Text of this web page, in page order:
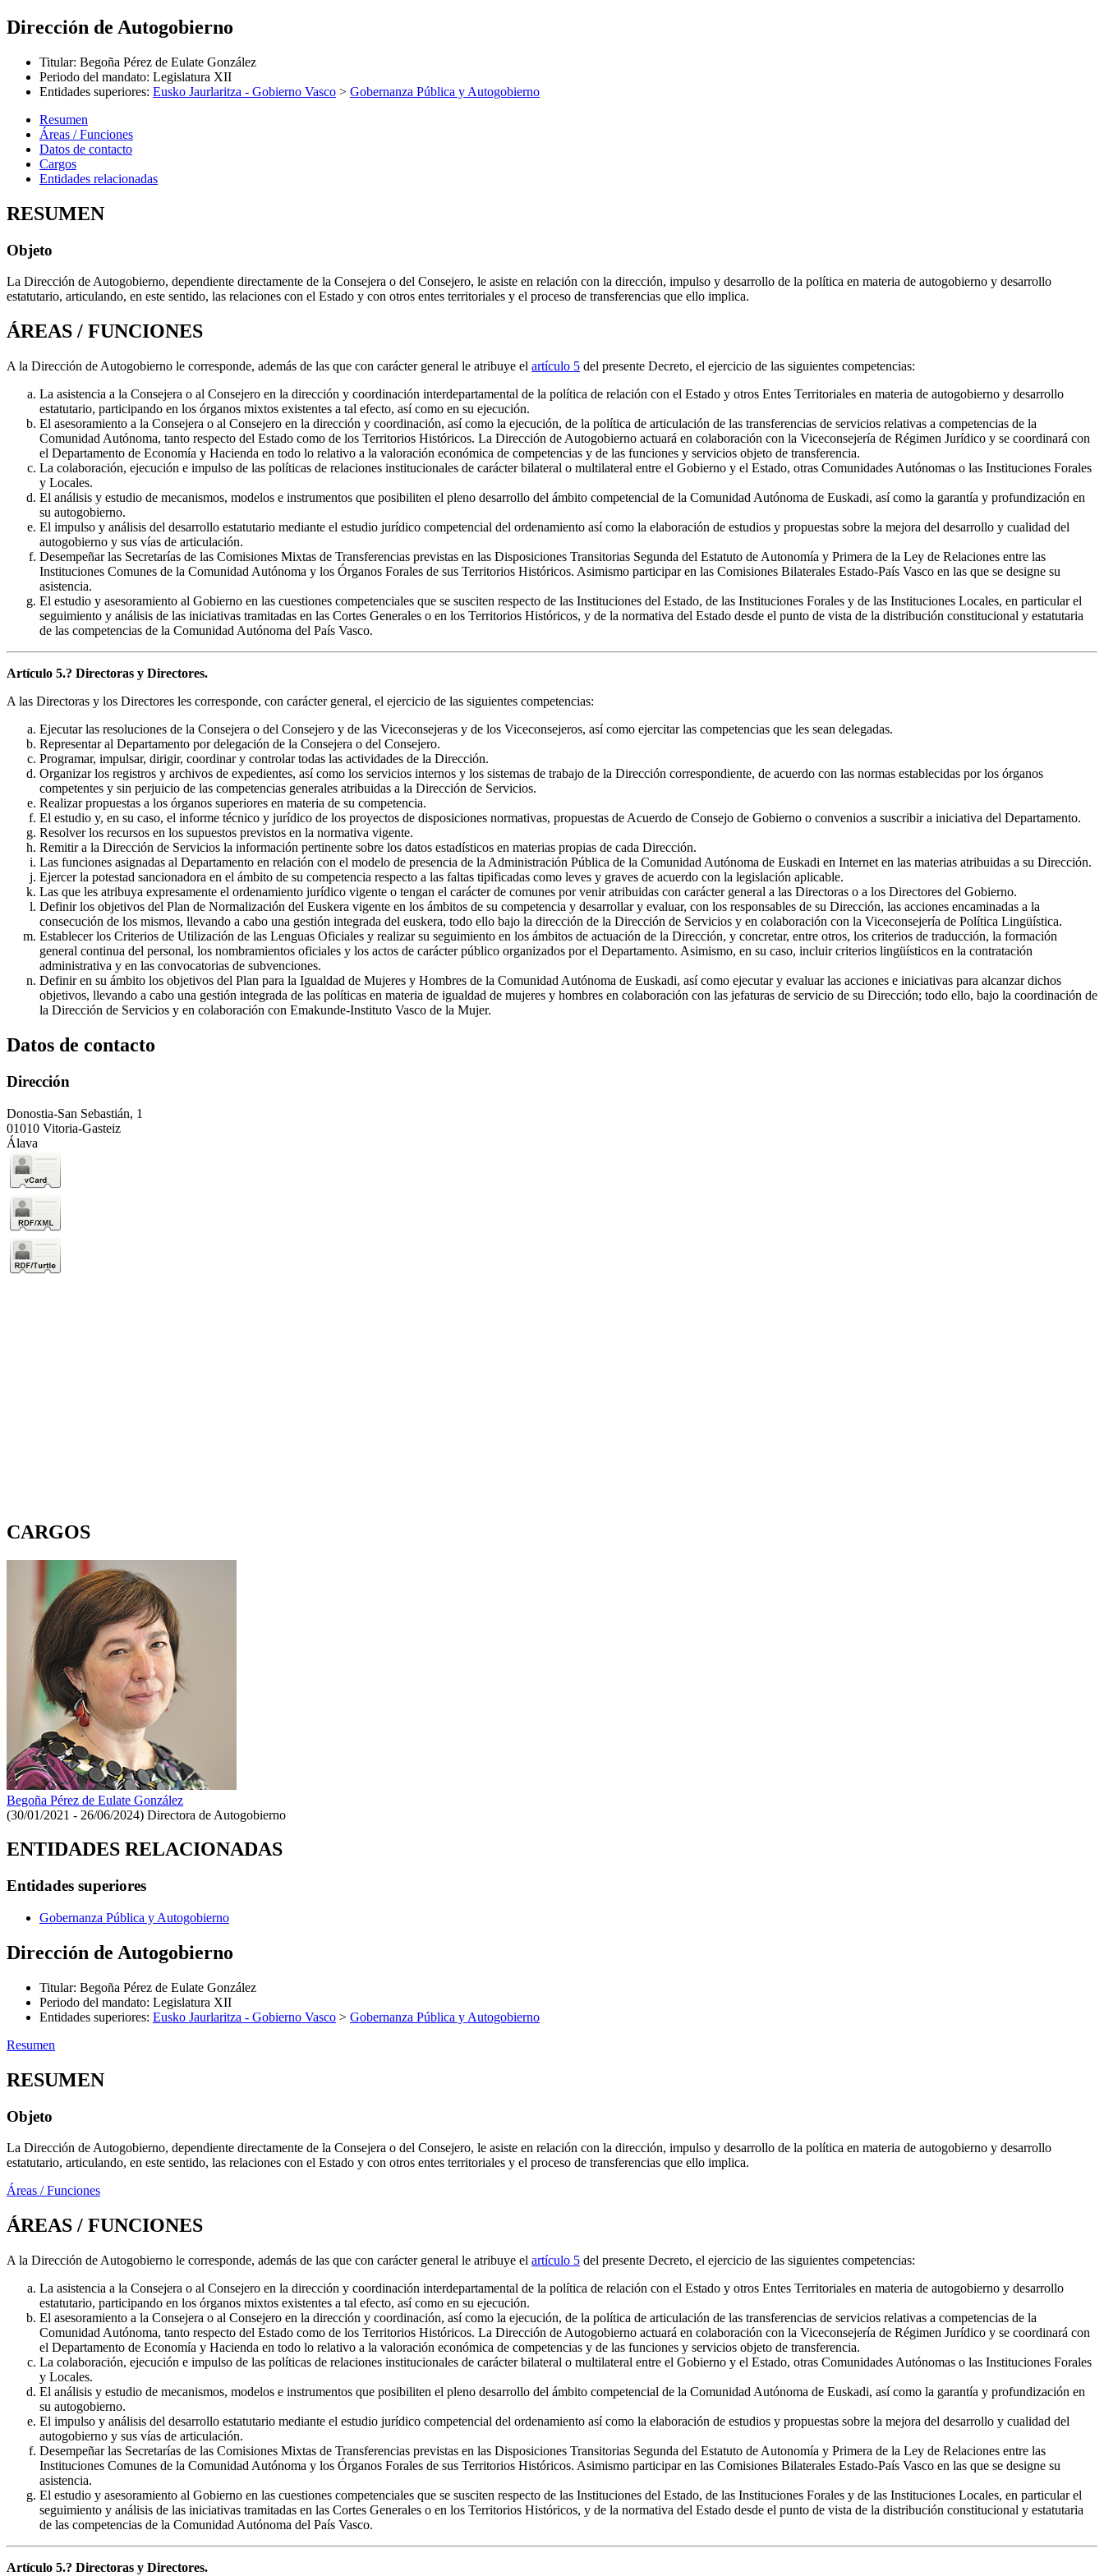
Dirección de Autogobierno
Titular: Begoña Pérez de Eulate González
Periodo del mandato: Legislatura XII
Entidades superiores: Eusko Jaurlaritza - Gobierno Vasco > Gobernanza Pública y Autogobierno
Resumen
Áreas / Funciones
Datos de contacto
Cargos
Entidades relacionadas
RESUMEN
Objeto
La Dirección de Autogobierno, dependiente directamente de la Consejera o del Consejero, le asiste en relación con la dirección, impulso y desarrollo de la política en materia de autogobierno y desarrollo
estatutario, articulando, en este sentido, las relaciones con el Estado y con otros entes territoriales y el proceso de transferencias que ello implica.
ÁREAS / FUNCIONES
A la Dirección de Autogobierno le corresponde, además de las que con carácter general le atribuye el artículo 5 del presente Decreto, el ejercicio de las siguientes competencias:
La asistencia a la Consejera o al Consejero en la dirección y coordinación interdepartamental de la política de relación con el Estado y otros Entes Territoriales en materia de autogobierno y desarrollo
estatutario, participando en los órganos mixtos existentes a tal efecto, así como en su ejecución.
El asesoramiento a la Consejera o al Consejero en la dirección y coordinación, así como la ejecución, de la política de articulación de las transferencias de servicios relativas a competencias de la
Comunidad Autónoma, tanto respecto del Estado como de los Territorios Históricos. La Dirección de Autogobierno actuará en colaboración con la Viceconsejería de Régimen Jurídico y se coordinará con
el Departamento de Economía y Hacienda en todo lo relativo a la valoración económica de competencias y de las funciones y servicios objeto de transferencia.
La colaboración, ejecución e impulso de las políticas de relaciones institucionales de carácter bilateral o multilateral entre el Gobierno y el Estado, otras Comunidades Autónomas o las Instituciones Forales
y Locales.
El análisis y estudio de mecanismos, modelos e instrumentos que posibiliten el pleno desarrollo del ámbito competencial de la Comunidad Autónoma de Euskadi, así como la garantía y profundización en
su autogobierno.
El impulso y análisis del desarrollo estatutario mediante el estudio jurídico competencial del ordenamiento así como la elaboración de estudios y propuestas sobre la mejora del desarrollo y cualidad del
autogobierno y sus vías de articulación.
Desempeñar las Secretarías de las Comisiones Mixtas de Transferencias previstas en las Disposiciones Transitorias Segunda del Estatuto de Autonomía y Primera de la Ley de Relaciones entre las
Instituciones Comunes de la Comunidad Autónoma y los Órganos Forales de sus Territorios Históricos. Asimismo participar en las Comisiones Bilaterales Estado-País Vasco en las que se designe su
asistencia.
El estudio y asesoramiento al Gobierno en las cuestiones competenciales que se susciten respecto de las Instituciones del Estado, de las Instituciones Forales y de las Instituciones Locales, en particular el
seguimiento y análisis de las iniciativas tramitadas en las Cortes Generales o en los Territorios Históricos, y de la normativa del Estado desde el punto de vista de la distribución constitucional y estatutaria
de las competencias de la Comunidad Autónoma del País Vasco.
Artículo 5.? Directoras y Directores.
A las Directoras y los Directores les corresponde, con carácter general, el ejercicio de las siguientes competencias:
Ejecutar las resoluciones de la Consejera o del Consejero y de las Viceconsejeras y de los Viceconsejeros, así como ejercitar las competencias que les sean delegadas.
Representar al Departamento por delegación de la Consejera o del Consejero.
Programar, impulsar, dirigir, coordinar y controlar todas las actividades de la Dirección.
Organizar los registros y archivos de expedientes, así como los servicios internos y los sistemas de trabajo de la Dirección correspondiente, de acuerdo con las normas establecidas por los órganos
competentes y sin perjuicio de las competencias generales atribuidas a la Dirección de Servicios.
Realizar propuestas a los órganos superiores en materia de su competencia.
El estudio y, en su caso, el informe técnico y jurídico de los proyectos de disposiciones normativas, propuestas de Acuerdo de Consejo de Gobierno o convenios a suscribir a iniciativa del Departamento.
Resolver los recursos en los supuestos previstos en la normativa vigente.
Remitir a la Dirección de Servicios la información pertinente sobre los datos estadísticos en materias propias de cada Dirección.
Las funciones asignadas al Departamento en relación con el modelo de presencia de la Administración Pública de la Comunidad Autónoma de Euskadi en Internet en las materias atribuidas a su Dirección.
Ejercer la potestad sancionadora en el ámbito de su competencia respecto a las faltas tipificadas como leves y graves de acuerdo con la legislación aplicable.
Las que les atribuya expresamente el ordenamiento jurídico vigente o tengan el carácter de comunes por venir atribuidas con carácter general a las Directoras o a los Directores del Gobierno.
Definir los objetivos del Plan de Normalización del Euskera vigente en los ámbitos de su competencia y desarrollar y evaluar, con los responsables de su Dirección, las acciones encaminadas a la
consecución de los mismos, llevando a cabo una gestión integrada del euskera, todo ello bajo la dirección de la Dirección de Servicios y en colaboración con la Viceconsejería de Política Lingüística.
Establecer los Criterios de Utilización de las Lenguas Oficiales y realizar su seguimiento en los ámbitos de actuación de la Dirección, y concretar, entre otros, los criterios de traducción, la formación
general continua del personal, los nombramientos oficiales y los actos de carácter público organizados por el Departamento. Asimismo, en su caso, incluir criterios lingüísticos en la contratación
administrativa y en las convocatorias de subvenciones.
Definir en su ámbito los objetivos del Plan para la Igualdad de Mujeres y Hombres de la Comunidad Autónoma de Euskadi, así como ejecutar y evaluar las acciones e iniciativas para alcanzar dichos
objetivos, llevando a cabo una gestión integrada de las políticas en materia de igualdad de mujeres y hombres en colaboración con las jefaturas de servicio de su Dirección; todo ello, bajo la coordinación de
la Dirección de Servicios y en colaboración con Emakunde-Instituto Vasco de la Mujer.
Datos de contacto
Dirección
Donostia-San Sebastián, 1
01010 Vitoria-Gasteiz
Álava
CARGOS
Begoña Pérez de Eulate González
(30/01/2021 - 26/06/2024) Directora de Autogobierno
ENTIDADES RELACIONADAS
Entidades superiores
Gobernanza Pública y Autogobierno
Dirección de Autogobierno
Titular: Begoña Pérez de Eulate González
Periodo del mandato: Legislatura XII
Entidades superiores: Eusko Jaurlaritza - Gobierno Vasco > Gobernanza Pública y Autogobierno
Resumen
RESUMEN
Objeto
La Dirección de Autogobierno, dependiente directamente de la Consejera o del Consejero, le asiste en relación con la dirección, impulso y desarrollo de la política en materia de autogobierno y desarrollo
estatutario, articulando, en este sentido, las relaciones con el Estado y con otros entes territoriales y el proceso de transferencias que ello implica.
Áreas / Funciones
ÁREAS / FUNCIONES
A la Dirección de Autogobierno le corresponde, además de las que con carácter general le atribuye el artículo 5 del presente Decreto, el ejercicio de las siguientes competencias:
La asistencia a la Consejera o al Consejero en la dirección y coordinación interdepartamental de la política de relación con el Estado y otros Entes Territoriales en materia de autogobierno y desarrollo
estatutario, participando en los órganos mixtos existentes a tal efecto, así como en su ejecución.
El asesoramiento a la Consejera o al Consejero en la dirección y coordinación, así como la ejecución, de la política de articulación de las transferencias de servicios relativas a competencias de la
Comunidad Autónoma, tanto respecto del Estado como de los Territorios Históricos. La Dirección de Autogobierno actuará en colaboración con la Viceconsejería de Régimen Jurídico y se coordinará con
el Departamento de Economía y Hacienda en todo lo relativo a la valoración económica de competencias y de las funciones y servicios objeto de transferencia.
La colaboración, ejecución e impulso de las políticas de relaciones institucionales de carácter bilateral o multilateral entre el Gobierno y el Estado, otras Comunidades Autónomas o las Instituciones Forales
y Locales.
El análisis y estudio de mecanismos, modelos e instrumentos que posibiliten el pleno desarrollo del ámbito competencial de la Comunidad Autónoma de Euskadi, así como la garantía y profundización en
su autogobierno.
El impulso y análisis del desarrollo estatutario mediante el estudio jurídico competencial del ordenamiento así como la elaboración de estudios y propuestas sobre la mejora del desarrollo y cualidad del
autogobierno y sus vías de articulación.
Desempeñar las Secretarías de las Comisiones Mixtas de Transferencias previstas en las Disposiciones Transitorias Segunda del Estatuto de Autonomía y Primera de la Ley de Relaciones entre las
Instituciones Comunes de la Comunidad Autónoma y los Órganos Forales de sus Territorios Históricos. Asimismo participar en las Comisiones Bilaterales Estado-País Vasco en las que se designe su
asistencia.
El estudio y asesoramiento al Gobierno en las cuestiones competenciales que se susciten respecto de las Instituciones del Estado, de las Instituciones Forales y de las Instituciones Locales, en particular el
seguimiento y análisis de las iniciativas tramitadas en las Cortes Generales o en los Territorios Históricos, y de la normativa del Estado desde el punto de vista de la distribución constitucional y estatutaria
de las competencias de la Comunidad Autónoma del País Vasco.
Artículo 5.? Directoras y Directores.